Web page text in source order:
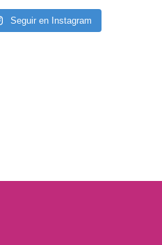
Seguir en Instagram